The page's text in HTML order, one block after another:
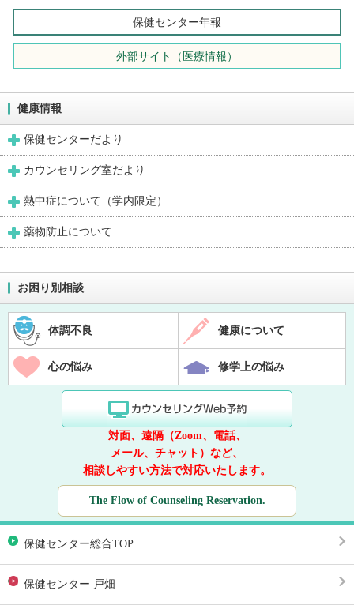
保健センター年報
外部サイト（医療情報）
健康情報
保健センターだより
カウンセリング室だより
熱中症について（学内限定）
薬物防止について
お困り別相談
体調不良 健康について
心の悩み 修学上の悩み
対面、遠隔（Zoom、電話、
メール、チャット）など、
相談しやすい方法で対応いたします。
The Flow of Counseling Reservation.
保健センター総合TOP
保健センター 戸畑